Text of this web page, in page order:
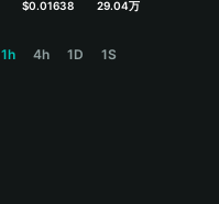
$0.01638
29.04万
1h 4h 1D 1S